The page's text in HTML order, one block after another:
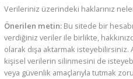
Verileriniz üzerindeki haklarınız
Önerilen metin: Bu sitede bir
verdiğiniz veriler ile birlikte,
olarak dışa aktarmak isteyebilirsiniz.
kişisel verilerin silinmesini de
veya güvenlik amaçlarıyla tutmak